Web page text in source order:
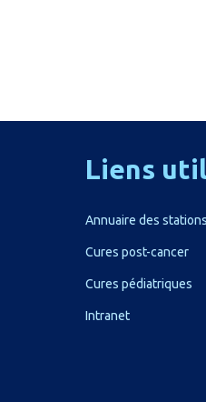
Liens
Annuaire des stations
Cures post-cancer
Cures pédiatriques
Intranet